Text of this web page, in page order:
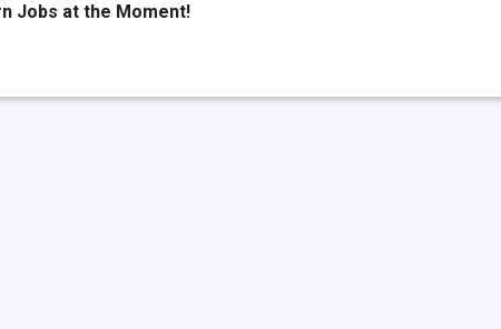
Jobs at the Moment!